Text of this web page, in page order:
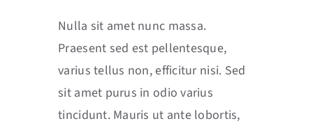
Nulla sit amet nunc massa.
Praesent sed est pellentesque,
varius tellus non, efficitur nisi. Sed
sit amet purus in odio varius
tincidunt. Mauris ut ante lobortis,